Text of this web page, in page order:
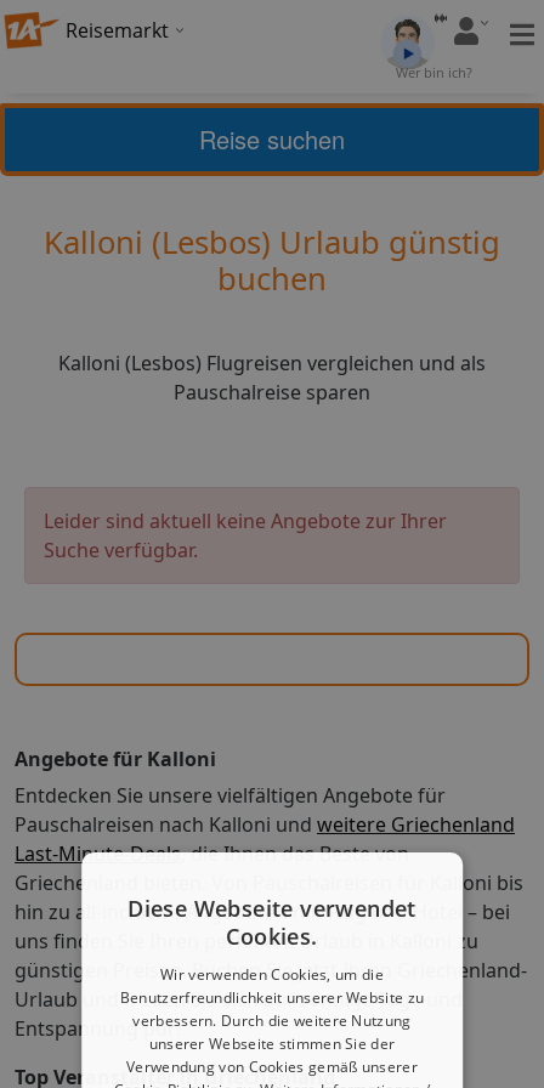
Reisemarkt
Wer bin ich?
Lesbos
4,29 (7) Bewerten
Kalloni (Lesbos) Urlaub günstig
buchen
Kalloni (Lesbos) Flugreisen vergleichen und als
Pauschalreise sparen
Reise suchen
Leider sind aktuell keine Angebote zur Ihrer
Suche verfügbar.
Angebote für Kalloni
Entdecken Sie unsere vielfältigen Angebote für
Pauschalreisen nach Kalloni und weitere Griechenland
Last-Minute-Deals, die Ihnen das Beste von
Griechenland bieten. Von Pauschalreisen für Kalloni bis
hin zu all-inclusive Angeboten mit Flug und Hotel – bei
uns finden Sie Ihren perfekten Urlaub in Kalloni zu
günstigen Preisen. Buchen Sie jetzt Ihren Griechenland-
Urlaub und freuen Sie sich auf sonnige Tage und
Entspannung pur!
Top Veranstalter in Griechenland
Diese Webseite verwendet
Cookies.
Wir verwenden Cookies, um die
Benutzerfreundlichkeit unserer Website zu
verbessern. Durch die weitere Nutzung
unserer Webseite stimmen Sie der
Verwendung von Cookies gemäß unserer